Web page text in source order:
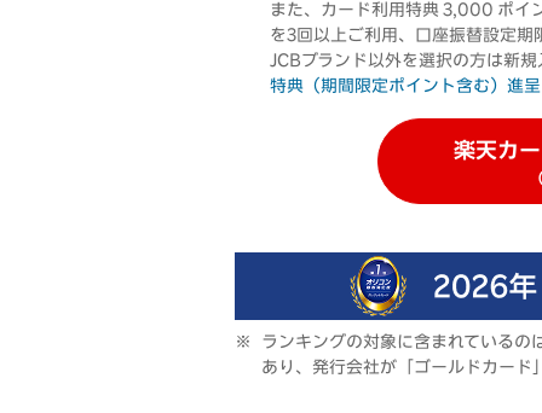
また、カード利用特典 3,000 ポイ
を3回以上ご利用、口座振替設定期
JCBブランド以外を選択の方は新
特典（期間限定ポイント含む）進
楽天カ
ランキングの対象に含まれているの
あり、発行会社が「ゴールドカード